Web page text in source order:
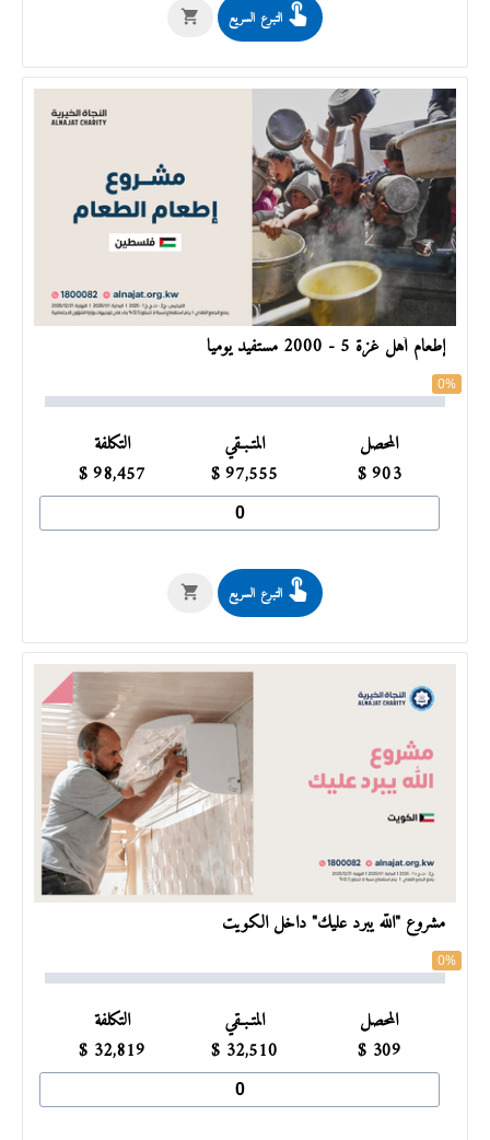
التبرع السريع
إطعام أهل غزة 5 - 2000 مستفيد يومياً
0%
المحصل
903
$
المتـبـقي
97,555
$
التكلفة
98,457
$
التبرع السريع
مشروع "الله يبرد عليك" داخل الكويت
0%
المحصل
309
$
المتـبـقي
32,510
$
التكلفة
32,819
$